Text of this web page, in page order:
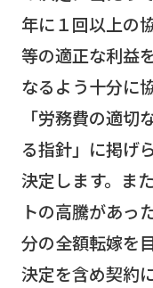
年に１回以上の
等の適正な利益
なるよう十分に
「労務費の適
る指針」に掲げ
決定します。ま
トの高騰があっ
分の全額転嫁を
決定を含め契約